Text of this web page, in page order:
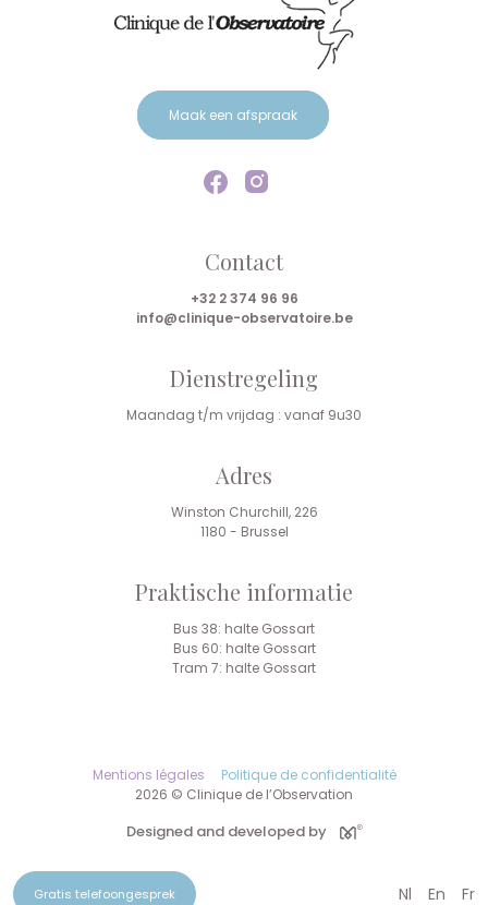
Gratis telefoongesprek Nl En Fr
Maak een afspraak
Contact
+32 2 374 96 96
info@clinique-observatoire.be
Dienstregeling
Maandag t/m vrijdag : vanaf 9u30
Adres
Winston Churchill, 226
1180 - Brussel
Praktische informatie
Bus 38: halte Gossart
Bus 60: halte Gossart
Tram 7: halte Gossart
2026 © Clinique de l’Observation
Mentions légales Politique de confidentialité
Designed and developed by